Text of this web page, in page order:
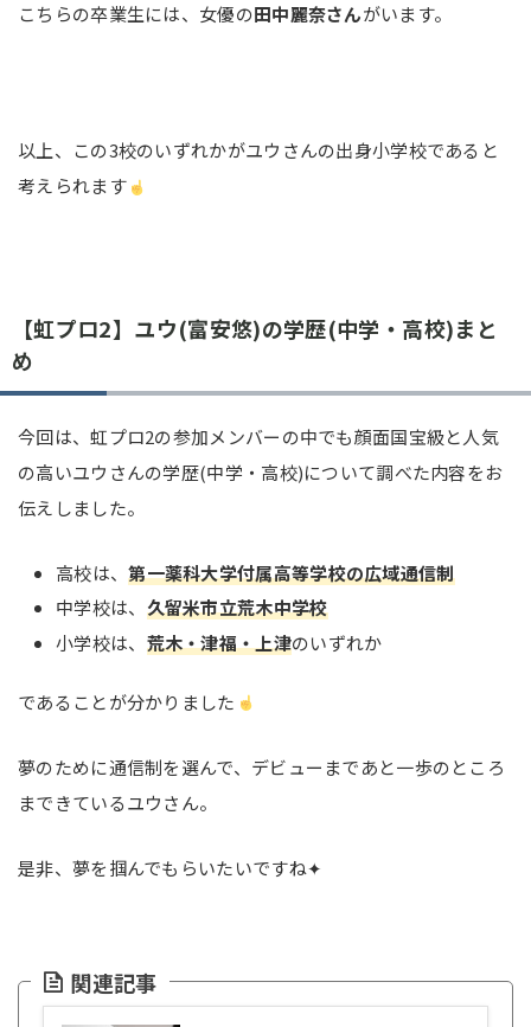
こちらの卒業生には、女優の田中麗奈さんがいます。
以上、この3校のいずれかがユウさんの出身小学校であると
考えられます
【虹プロ2】ユウ(富安悠)の学歴(中学・高校)まと
め
今回は、虹プロ2の参加メンバーの中でも顔面国宝級と人気
の高いユウさんの学歴(中学・高校)について調べた内容をお
伝えしました。
高校は、第一薬科大学付属高等学校の広域通信制
中学校は、 久留米市立荒木中学校
小学校は、 荒木・津福・上津のいずれか
であることが分かりました
夢のために通信制を選んで、デビューまであと一歩のところ
まできているユウさん。
是非、夢を掴んでもらいたいですね✦
関連記事